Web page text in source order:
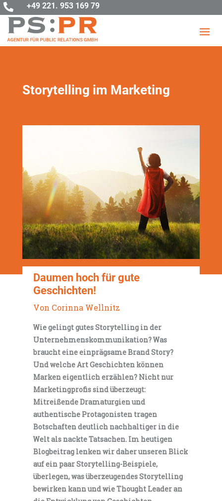
 +49 221. 953 169 79
Storytelling im Marketing
Daumen hoch für gute
Geschichten!
Von Corinna Wellnitz
Wie gelingt gutes Storytelling in der
Unternehmenskommunikation? Was
braucht eine einprägsame Brand Story?
Und welche Art Geschichten können
Marken eigentlich erzählen? Nicht nur
Marketingprofis sind überzeugt:
Mitreißende Dramaturgien und
authentische Protagonisten tragen
Botschaften deutlich nachhaltiger in die
Welt als nackte Tatsachen. Im heutigen
Blogbeitrag lenken wir daher unseren Blick
auf ein paar Storytelling-Beispiele,
überlegen, was überzeugendes Storytelling
bewirken kann und wie Thought Leader an